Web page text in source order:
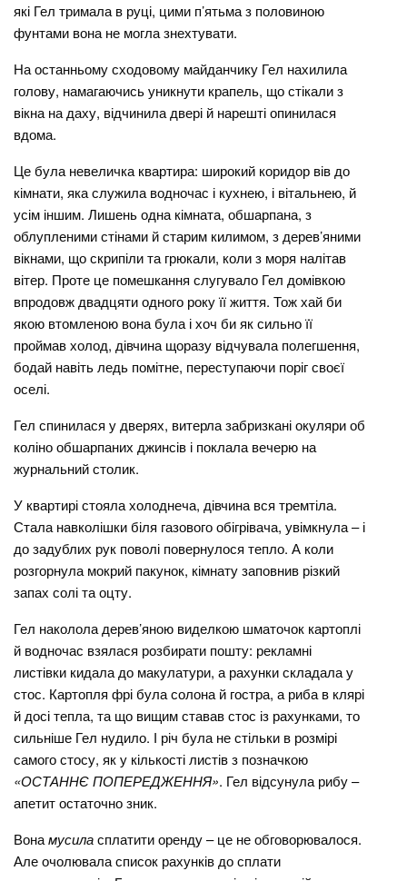
які Гел тримала в руці, цими п’ятьма з половиною
фунтами вона не могла знехтувати.
На останньому сходовому майданчику Гел нахилила
голову, намагаючись уникнути крапель, що стікали з
вікна на даху, відчинила двері й нарешті опинилася
вдома.
Це була невеличка квартира: широкий коридор вів до
кімнати, яка служила водночас і кухнею, і вітальнею, й
усім іншим. Лишень одна кімната, обшарпана, з
облупленими стінами й старим килимом, з дерев’яними
вікнами, що скрипіли та грюкали, коли з моря налітав
вітер. Проте це помешкання слугувало Гел домівкою
впродовж двадцяти одного року її життя. Тож хай би
якою втомленою вона була і хоч би як сильно її
проймав холод, дівчина щоразу відчувала полегшення,
бодай навіть ледь помітне, переступаючи поріг своєї
оселі.
Гел спинилася у дверях, витерла забризкані окуляри об
коліно обшарпаних джинсів і поклала вечерю на
журнальний столик.
У квартирі стояла холоднеча, дівчина вся тремтіла.
Стала навколішки біля газового обігрівача, увімкнула – і
до задублих рук поволі повернулося тепло. А коли
розгорнула мокрий пакунок, кімнату заповнив різкий
запах солі та оцту.
Гел наколола дерев’яною виделкою шматочок картоплі
й водночас взялася розбирати пошту: рекламні
листівки кидала до макулатури, а рахунки складала у
стос. Картопля фрі була солона й гостра, а риба в клярі
й досі тепла, та що вищим ставав стос із рахунками, то
сильніше Гел нудило. І річ була не стільки в розмірі
самого стосу, як у кількості листів з позначкою
«ОСТАННЄ ПОПЕРЕДЖЕННЯ». Гел відсунула рибу –
апетит остаточно зник.
Вонамусиласплатити оренду – це не обговорювалося.
Але очолювала список рахунків до сплати